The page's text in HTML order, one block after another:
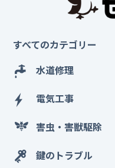
すべてのカテゴリー
水道修理
電気工事
害虫・害獣駆除
鍵のトラブル